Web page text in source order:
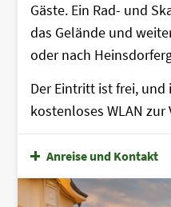
Gäste. Ein Rad- und
das Gelände und
oder nach
Der Eintritt ist frei,
kostenloses WLAN zur
Anreise und Kontakt